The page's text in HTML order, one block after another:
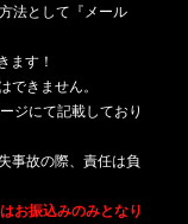
法として『メール
ます！
できません。
ジにて記載しており
事故の際、責任は負
お振込みのみとなり